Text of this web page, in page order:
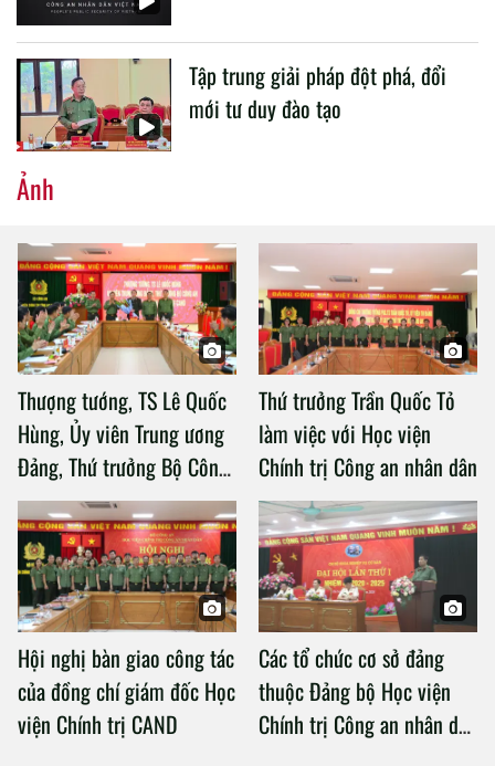
Tập trung giải pháp đột phá, đổi
mới tư duy đào tạo
Ảnh
Thượng tướng, TS Lê Quốc
Hùng, Ủy viên Trung ương
Đảng, Thứ trưởng Bộ Công
an làm việc với Học viện
Chính trị Công an nhân dân
Thứ trưởng Trần Quốc Tỏ
làm việc với Học viện
Chính trị Công an nhân dân
Hội nghị bàn giao công tác
của đồng chí giám đốc Học
viện Chính trị CAND
Các tổ chức cơ sở đảng
thuộc Đảng bộ Học viện
Chính trị Công an nhân dân